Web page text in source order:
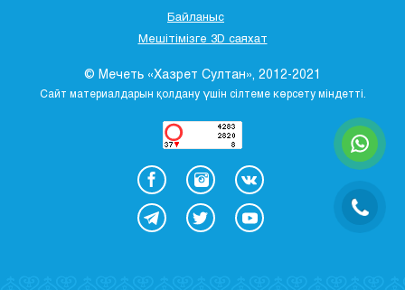
Байланыс
Мешітімізге 3D саяхат
© Мечеть «Хазрет Султан», 2012-2021
Сайт материалдарын қолдану үшін сілтеме көрсету міндетті.